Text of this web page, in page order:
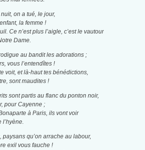
on a tué, le jour,
la femme !
Ce n’est plus l’aigle, c’est le vautour
Dame.
au bandit les adorations ;
vous l’entendîtes !
voit, et là-haut tes bénédictions,
sont maudites !
sont partis au flanc du ponton noir,
pour Cayenne ;
à Paris, ils vont voir
l’hyène.
paysans qu’on arrache au labour,
exil vous fauche !